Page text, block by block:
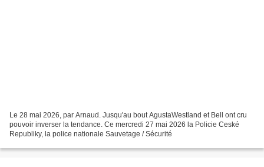
Le 28 mai 2026, par Arnaud. Jusqu'au bout AgustaWestland et Bell ont cru
pouvoir inverser la tendance. Ce mercredi 27 mai 2026 la Policie Ceské
Republiky, la police nationale Sauvetage / Sécurité